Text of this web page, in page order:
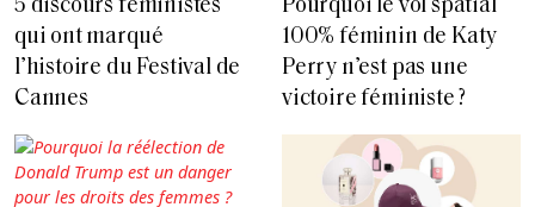
5 discours féministes
qui ont marqué
l’histoire du Festival de
Cannes
Pourquoi le vol spatial
100% féminin de Katy
Perry n’est pas une
victoire féministe ?